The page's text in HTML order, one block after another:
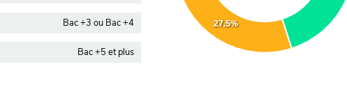
Bac +3 ou Bac +4
Bac +5 et plus
27.5%